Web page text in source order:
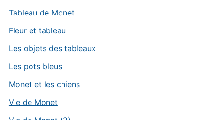
Tableau de Monet
Fleur et tableau
Les objets des tableaux
Les pots bleus
Monet et les chiens
Vie de Monet